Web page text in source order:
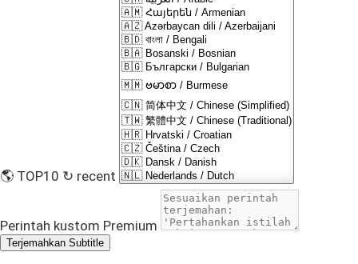
🌎 TOP10 ↻ recent
Perintah kustom Premium
Terjemahkan Subtitle